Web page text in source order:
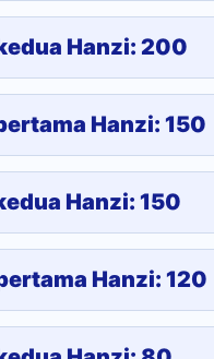
Hanzi: 200
Hanzi: 150
Hanzi: 150
Hanzi: 120